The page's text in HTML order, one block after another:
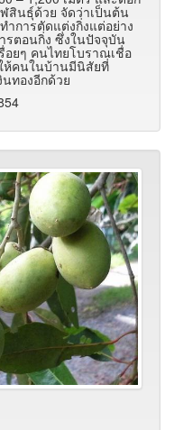
สินธุ์ด้วย จัดว่าเป็นต้น
ำการตัดแต่งกิ่งแต่อย่าง
รตอนกิ่ง ซึ่งในปัจจุบัน
อยๆ คนไทยโบราณเชื่อ
ห้คนในบ้านมีนิสัยที่
ทองอีกด้วย